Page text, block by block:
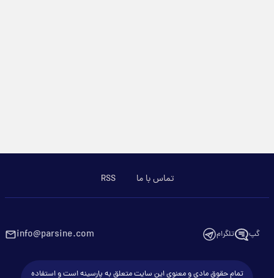
تماس با ما RSS
گپ تلگرام info@parsine.com
تمام حقوق مادی و معنوی این سایت متعلق به پارسینه است و استفاده